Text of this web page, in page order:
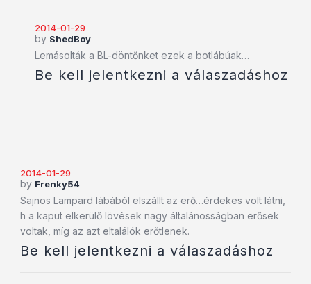
2014-01-29
by ShedBoy
Lemásolták a BL-döntőnket ezek a botlábúak…
Be kell jelentkezni a válaszadáshoz
2014-01-29
by Frenky54
Sajnos Lampard lábából elszállt az erő…érdekes volt látni,
h a kaput elkerülő lövések nagy általánosságban erősek
voltak, míg az azt eltalálók erőtlenek.
Be kell jelentkezni a válaszadáshoz